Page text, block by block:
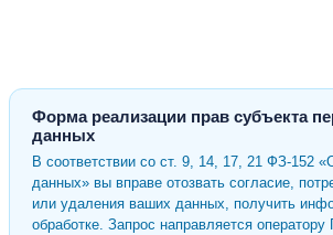
Форма реализации прав субъекта
данных
В соответствии со ст. 9, 14, 17, 21 ФЗ-152
данных» вы вправе отозвать согласие,
или удаления ваших данных, получить
обработке. Запрос направляется оператору